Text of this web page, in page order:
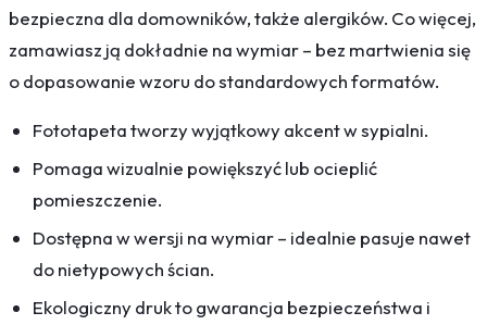
bezpieczna dla domowników, także alergików. Co więcej,
zamawiasz ją dokładnie na wymiar – bez martwienia się
o dopasowanie wzoru do standardowych formatów.
Fototapeta tworzy wyjątkowy akcent w sypialni.
Pomaga wizualnie powiększyć lub ocieplić
pomieszczenie.
Dostępna w wersji na wymiar – idealnie pasuje nawet
do nietypowych ścian.
Ekologiczny druk to gwarancja bezpieczeństwa i